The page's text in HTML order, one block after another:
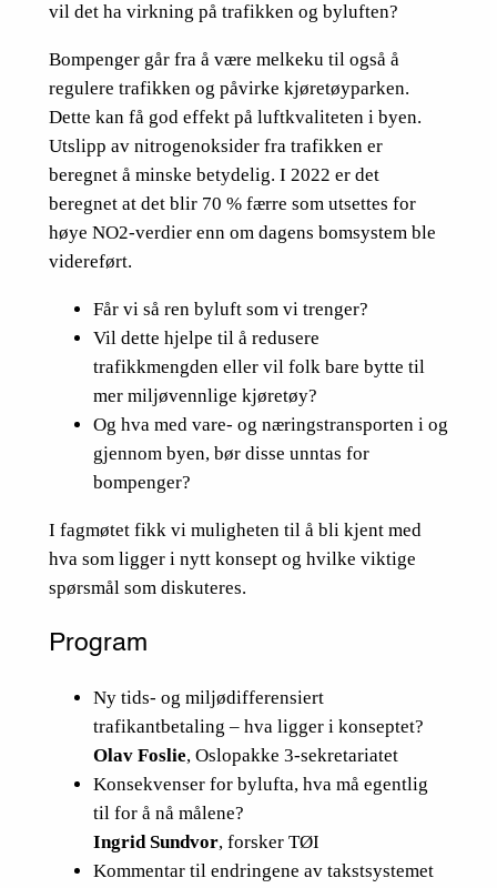
vil det ha virkning på trafikken og byluften?
Bompenger går fra å være melkeku til også å
regulere trafikken og påvirke kjøretøyparken.
Dette kan få god effekt på luftkvaliteten i byen.
Utslipp av nitrogenoksider fra trafikken er
beregnet å minske betydelig. I 2022 er det
beregnet at det blir 70 % færre som utsettes for
høye NO2-verdier enn om dagens bomsystem ble
videreført.
Får vi så ren byluft som vi trenger?
Vil dette hjelpe til å redusere
trafikkmengden eller vil folk bare bytte til
mer miljøvennlige kjøretøy?
Og hva med vare- og næringstransporten i og
gjennom byen, bør disse unntas for
bompenger?
I fagmøtet fikk vi muligheten til å bli kjent med
hva som ligger i nytt konsept og hvilke viktige
spørsmål som diskuteres.
Program
Ny tids- og miljødifferensiert
trafikantbetaling – hva ligger i konseptet?
Olav Foslie, Oslopakke 3-sekretariatet
Konsekvenser for bylufta, hva må egentlig
til for å nå målene?
Ingrid Sundvor, forsker TØI
Kommentar til endringene av takstsystemet